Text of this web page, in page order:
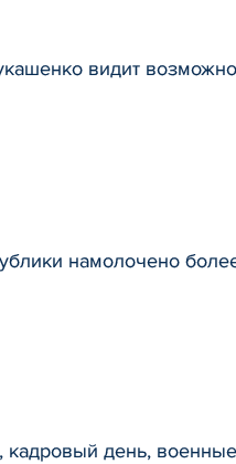
видит
намолочено
кадровый день,